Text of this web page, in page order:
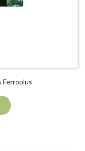
Ferroplus